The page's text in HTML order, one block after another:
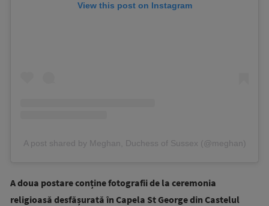
View this post on Instagram
A post shared by Meghan, Duchess of Sussex (@meghan)
A doua postare conține fotografii de la ceremonia
religioasă desfășurată în Capela St George din Castelul